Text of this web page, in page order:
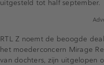
uitgesteld tot half september.
RTL Z noemt de beoogde
het moederconcern Mirage
van dochters, zijn uitgelopen